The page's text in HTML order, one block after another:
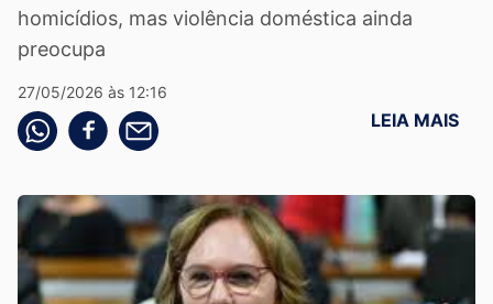
homicídios, mas violência doméstica ainda
preocupa
27/05/2026 às 12:16
Compartilhe pelo whatsapp
Compartilhar no facebook
Compartilhe pelo email LEIA MAIS